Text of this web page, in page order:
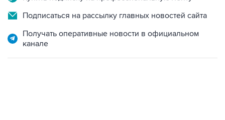
Подписаться на рассылку главных новостей сайта
Получать оперативные новости в официальном
канале